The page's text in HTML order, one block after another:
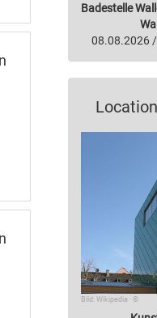
Badestelle
08.08.2026
Bild: Wikipedia · ©